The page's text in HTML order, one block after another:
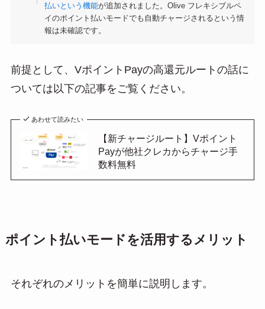
払いという機能が追加されました。Olive フレキシブルペ
イのポイント払いモードでも自動チャージされるという情
報は未確認です。
前提として、VポイントPayの高還元ルートの話に
ついては以下の記事をご覧ください。
あわせて読みたい
【新チャージルート】Vポイント
Payが他社クレカからチャージ手
数料無料
ポイント払いモードを活用するメリット
それぞれのメリットを簡単に説明します。